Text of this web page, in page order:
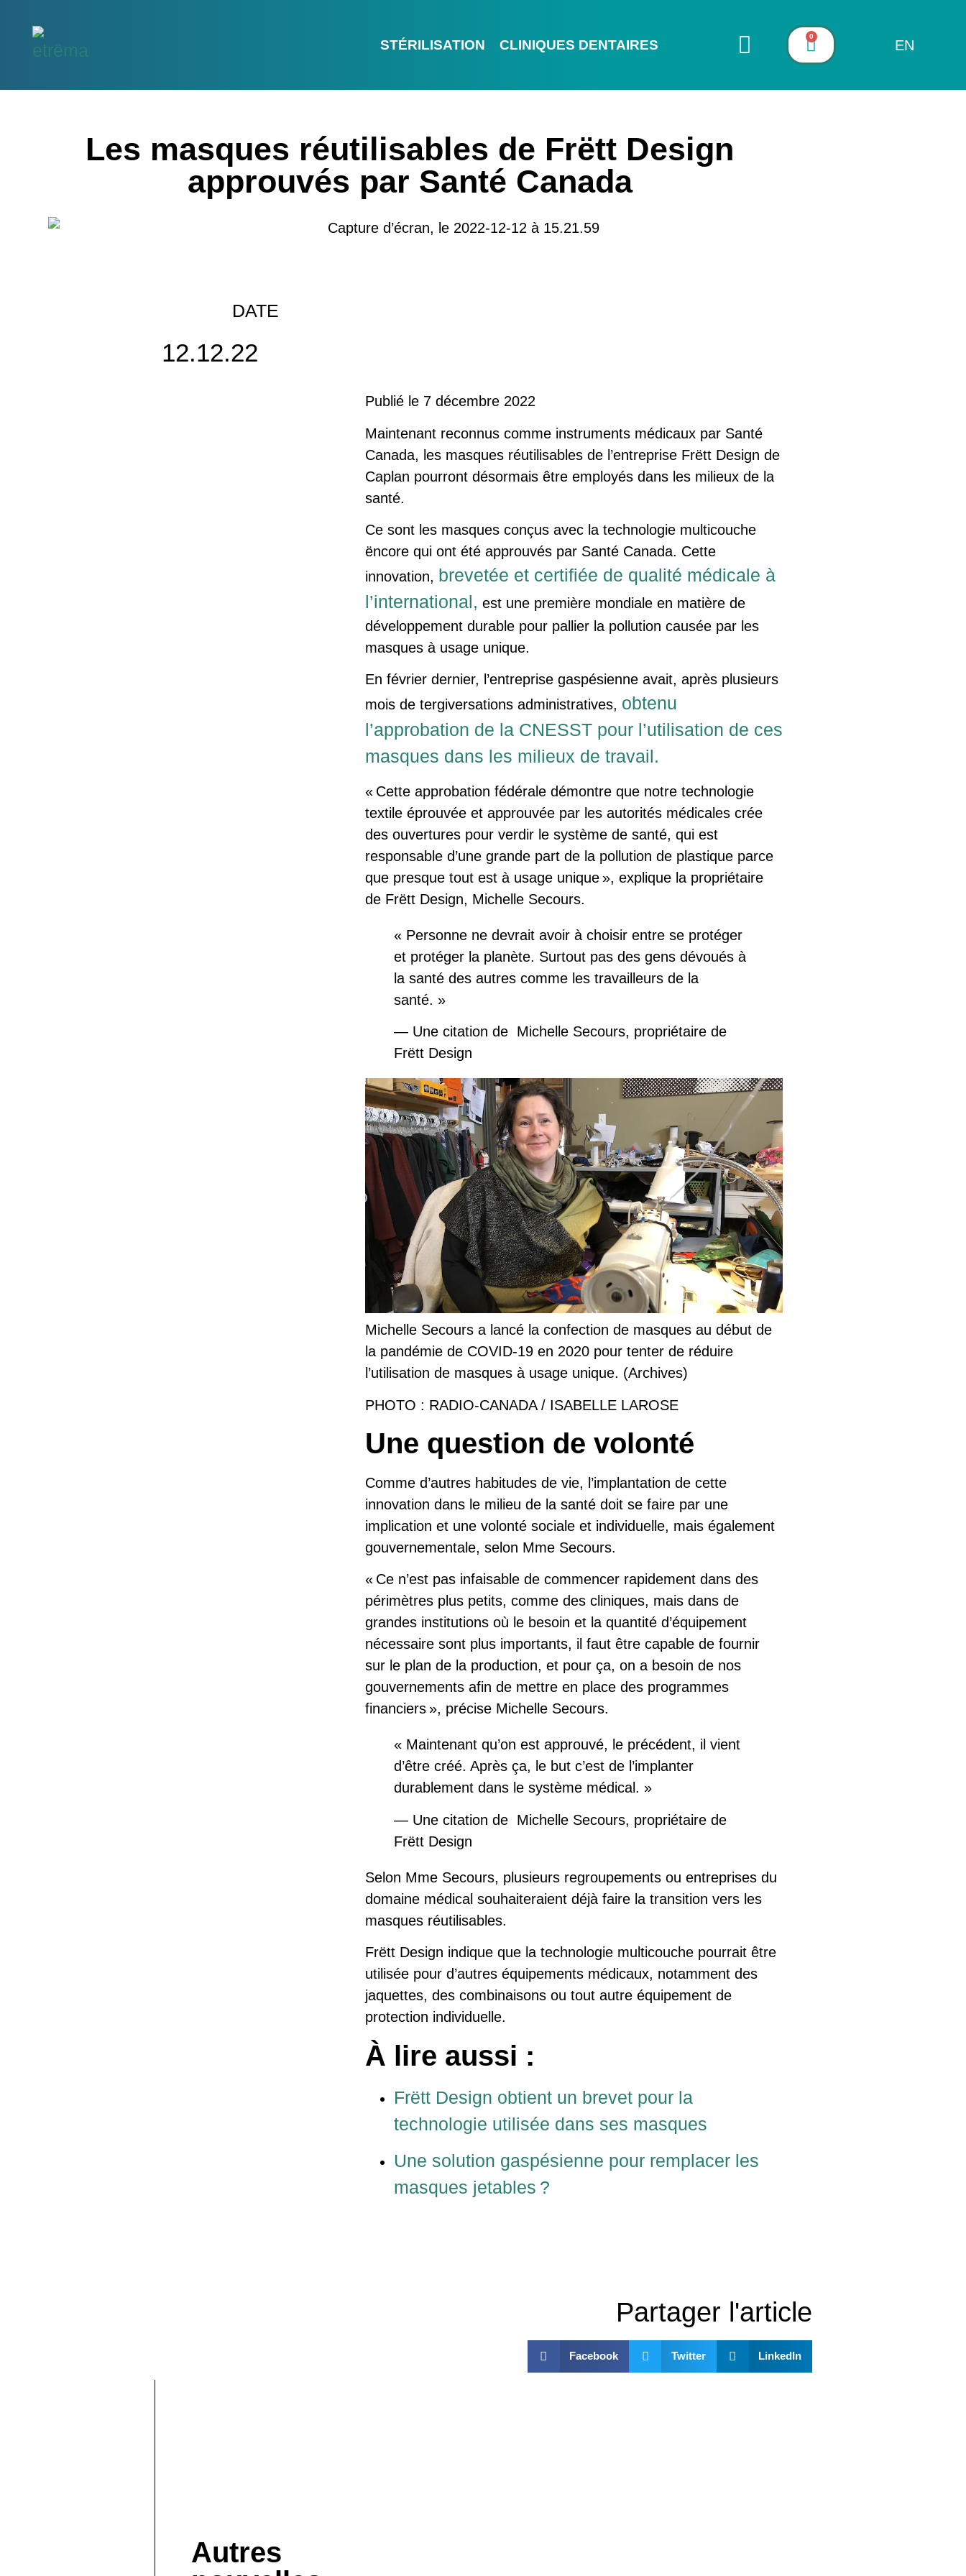
STÉRILISATION CLINIQUES DENTAIRES
0
EN
Les masques réutilisables de Frëtt Design
approuvés par Santé Canada
DATE
12.12.22
Publié le 7 décembre 2022
Maintenant reconnus comme instruments médicaux par Santé
Canada, les masques réutilisables de l’entreprise Frëtt Design de
Caplan pourront désormais être employés dans les milieux de la
santé.
Ce sont les masques conçus avec la technologie multicouche
ëncore qui ont été approuvés par Santé Canada. Cette
innovation, brevetée et certifiée de qualité médicale à
l’international, est une première mondiale en matière de
développement durable pour pallier la pollution causée par les
masques à usage unique.
En février dernier, l’entreprise gaspésienne avait, après plusieurs
mois de tergiversations administratives, obtenu
l’approbation de la CNESST pour l’utilisation de ces
masques dans les milieux de travail.
Cette approbation fédérale démontre que notre technologie
textile éprouvée et approuvée par les autorités médicales crée
des ouvertures pour verdir le système de santé, qui est
responsable d’une grande part de la pollution de plastique parce
que presque tout est à usage unique
, explique la propriétaire
de Frëtt Design, Michelle Secours.
« Personne ne devrait avoir à choisir entre se protéger
et protéger la planète. Surtout pas des gens dévoués à
la santé des autres comme les travailleurs de la
santé. »
— Une citation de Michelle Secours, propriétaire de
Frëtt Design
Michelle Secours a lancé la confection de masques au début de
la pandémie de COVID-19 en 2020 pour tenter de réduire
l’utilisation de masques à usage unique. (Archives)
PHOTO : RADIO-CANADA / ISABELLE LAROSE
Une question de volonté
Comme d’autres habitudes de vie, l’implantation de cette
innovation dans le milieu de la santé doit se faire par une
implication et une volonté sociale et individuelle, mais également
gouvernementale, selon Mme Secours.
Ce n’est pas infaisable de commencer rapidement dans des
périmètres plus petits, comme des cliniques, mais dans de
grandes institutions où le besoin et la quantité d’équipement
nécessaire sont plus importants, il faut être capable de fournir
sur le plan de la production, et pour ça, on a besoin de nos
gouvernements afin de mettre en place des programmes
financiers
, précise Michelle Secours.
« Maintenant qu’on est approuvé, le précédent, il vient
d’être créé. Après ça, le but c’est de l’implanter
durablement dans le système médical. »
— Une citation de Michelle Secours, propriétaire de
Frëtt Design
Selon Mme Secours, plusieurs regroupements ou entreprises du
domaine médical souhaiteraient déjà faire la transition vers les
masques réutilisables.
Frëtt Design indique que la technologie multicouche pourrait être
utilisée pour d’autres équipements médicaux, notamment des
jaquettes, des combinaisons ou tout autre équipement de
protection individuelle.
À lire aussi :
Frëtt Design obtient un brevet pour la
technologie utilisée dans ses masques
Une solution gaspésienne pour remplacer les
masques jetables ?
Partager l'article
Facebook Twitter LinkedIn
Autres